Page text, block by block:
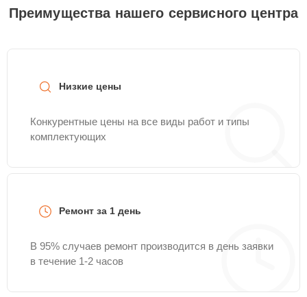
Преимущества нашего сервисного центра
Низкие цены
Конкурентные цены на все виды работ и типы
комплектующих
Ремонт за 1 день
В 95% случаев ремонт производится в день заявки
в течение 1-2 часов